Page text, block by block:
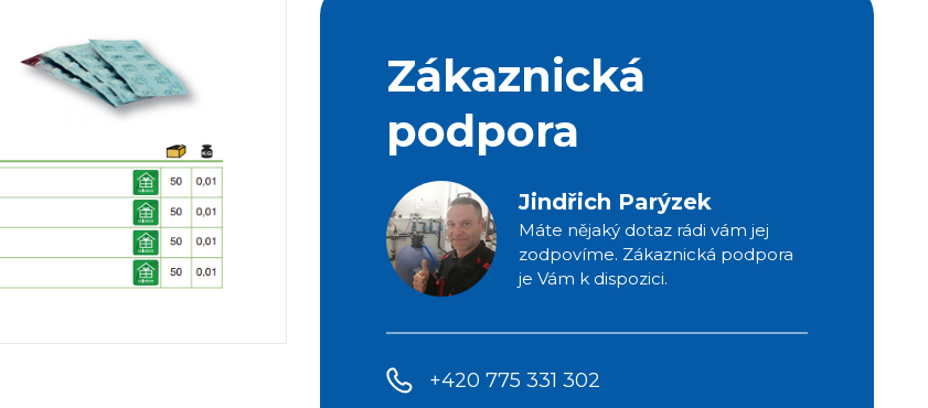
Zákaznická
podpora
Jindřich Parýzek
Máte nějaký dotaz rádi vám jej
zodpovíme. Zákaznická podpora
je Vám k dispozici.
+420 775 331 302